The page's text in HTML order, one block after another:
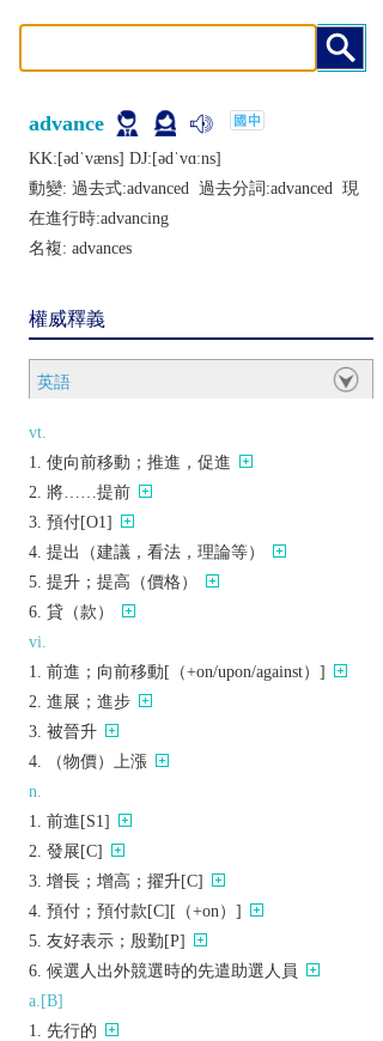
advance
KK:[ǝdˈvæns] DJ:[ǝdˈvɑːns]
動變: 過去式:advanced 過去分詞:advanced 現
在進行時:advancing
名複: advances
權威釋義
英語
vt.
使向前移動；推進，促進
將……提前
預付[O1]
提出（建議，看法，理論等）
提升；提高（價格）
貸（款）
vi.
前進；向前移動[（+on/upon/against）]
進展；進步
被晉升
（物價）上漲
n.
前進[S1]
發展[C]
增長；增高；擢升[C]
預付；預付款[C][（+on）]
友好表示；殷勤[P]
候選人出外競選時的先遣助選人員
a.[B]
先行的